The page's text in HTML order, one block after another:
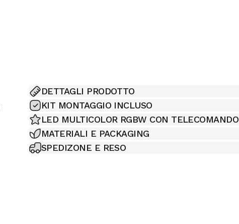
DETTAGLI PRODOTTO
KIT MONTAGGIO INCLUSO
LED MULTICOLOR RGBW CON TELECOMANDO
MATERIALI E PACKAGING
SPEDIZONE E RESO